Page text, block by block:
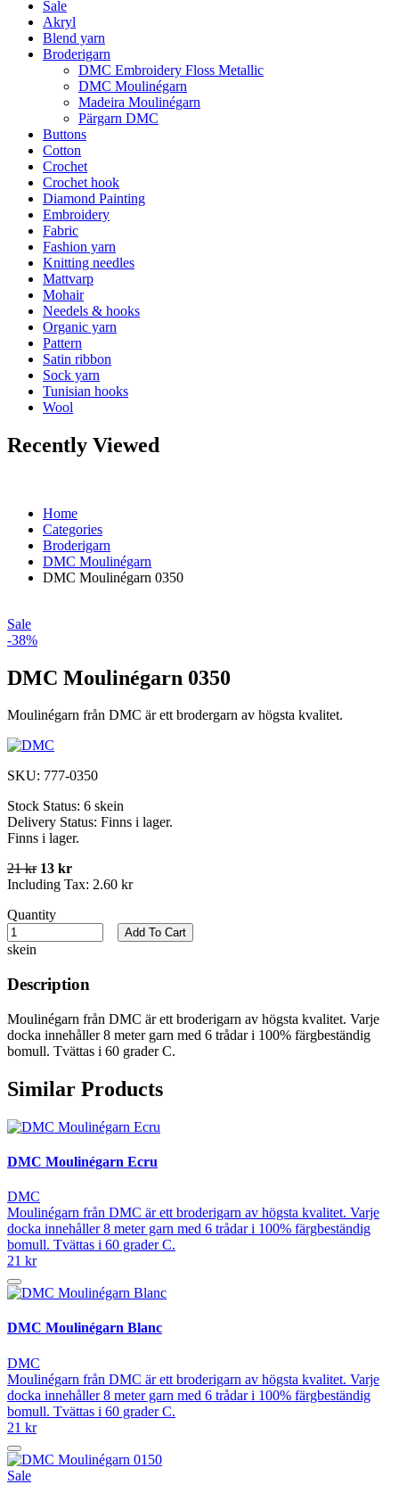
Sale
Akryl
Blend yarn
Broderigarn
DMC Embroidery Floss Metallic
DMC Moulinégarn
Madeira Moulinégarn
Pärgarn DMC
Buttons
Cotton
Crochet
Crochet hook
Diamond Painting
Embroidery
Fabric
Fashion yarn
Knitting needles
Mattvarp
Mohair
Needels & hooks
Organic yarn
Pattern
Satin ribbon
Sock yarn
Tunisian hooks
Wool
Recently Viewed
Home
Categories
Broderigarn
DMC Moulinégarn
DMC Moulinégarn 0350
Sale
-38%
DMC Moulinégarn 0350
Moulinégarn från DMC är ett brodergarn av högsta kvalitet.
SKU: 777-0350
Stock Status: 6 skein
Delivery Status: Finns i lager.
Finns i lager.
21 kr 13 kr
Including Tax: 2.60 kr
Quantity
skein
Add To Cart
Description
Moulinégarn från DMC är ett broderigarn av högsta kvalitet. Varje
docka innehåller 8 meter garn med 6 trådar i 100% färgbeständig
bomull. Tvättas i 60 grader C.
Similar Products
DMC Moulinégarn Ecru
DMC
Moulinégarn från DMC är ett broderigarn av högsta kvalitet. Varje
docka innehåller 8 meter garn med 6 trådar i 100% färgbeständig
bomull. Tvättas i 60 grader C.
21 kr
DMC Moulinégarn Blanc
DMC
Moulinégarn från DMC är ett broderigarn av högsta kvalitet. Varje
docka innehåller 8 meter garn med 6 trådar i 100% färgbeständig
bomull. Tvättas i 60 grader C.
21 kr
Sale